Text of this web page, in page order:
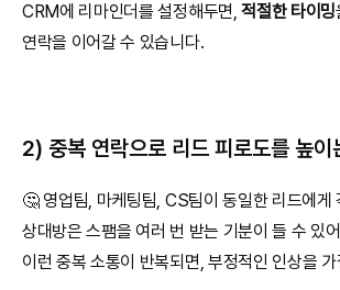
CRM에 리마인더를 설정해두면, 적절한 타이밍
연락을 이어갈 수 있습니다.
2) 중복 연락으로 리드 피로도를 높이
🤔 영업팀, 마케팅팀, CS팀이 동일한 리드에게
상대방은 스팸을 여러 번 받는 기분이 들 수 있
이런 중복 소통이 반복되면, 부정적인 인상을